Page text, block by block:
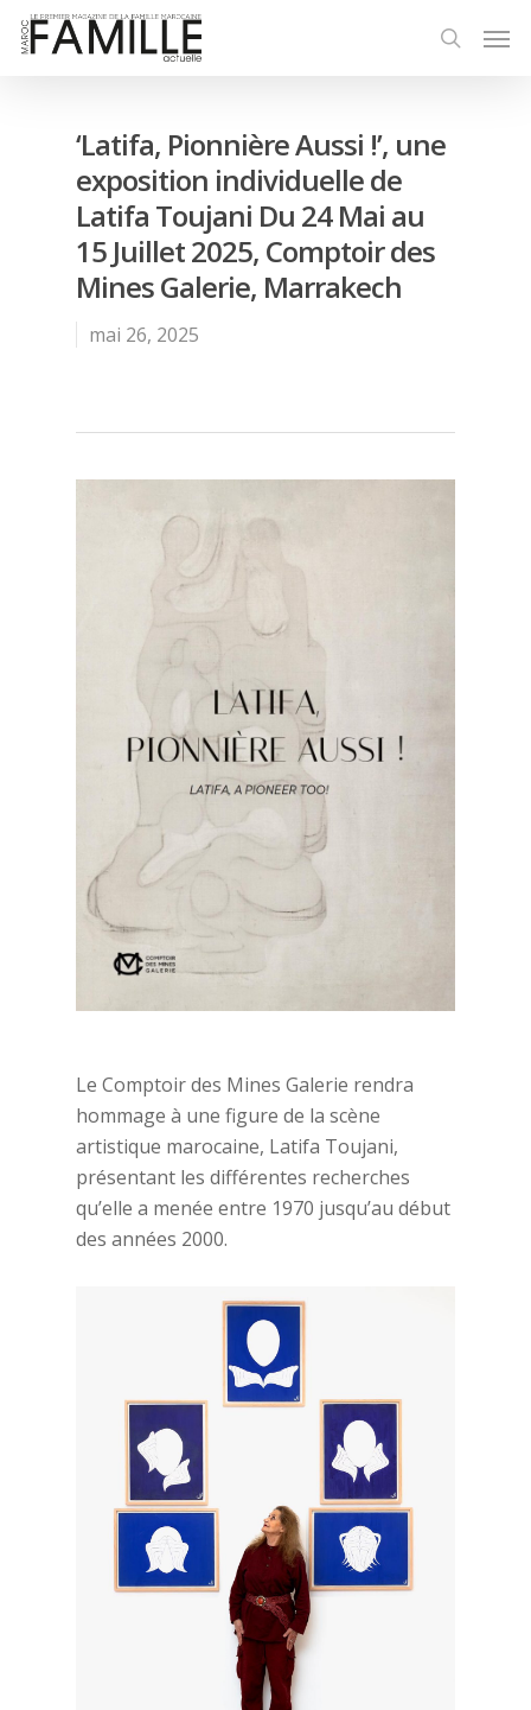
‘Latifa, Pionnière Aussi !’, une
exposition individuelle de
Latifa Toujani Du 24 Mai au
15 Juillet 2025, Comptoir des
Mines Galerie, Marrakech
mai 26, 2025
Le Comptoir des Mines Galerie rendra
hommage à une figure de la scène
artistique marocaine, Latifa Toujani,
présentant les différentes recherches
qu’elle a menée entre 1970 jusqu’au début
des années 2000.